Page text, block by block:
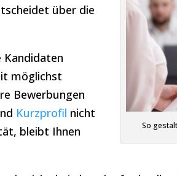
So
über die
Kandidaten
möglichst
Bewerbungen
Kurzprofil nicht
bleibt Ihnen